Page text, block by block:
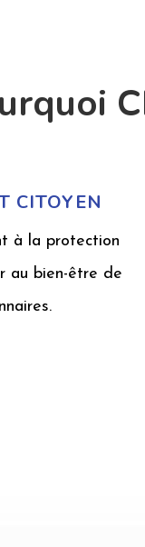
CITOYEN
à la protection
au bien-être de